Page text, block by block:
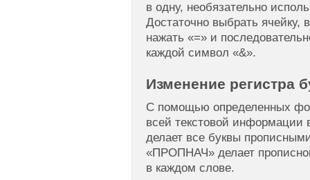
в одну, необязательно
Достаточно выбрать ячейку,
нажать «=» и
каждой символ «&».
Изменение регистра
С помощью определенных
всей текстовой
делает все буквы
«ПРОПНАЧ» делает
в каждом слове.